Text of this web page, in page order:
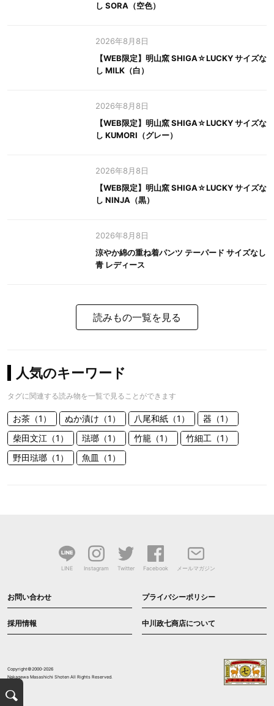
し SORA（空色）
2026年8月8日
【WEB限定】明山窯 SHIGA☆LUCKY サイズな
し MILK（白）
2026年8月8日
【WEB限定】明山窯 SHIGA☆LUCKY サイズな
し KUMORI（グレー）
2026年8月8日
【WEB限定】明山窯 SHIGA☆LUCKY サイズな
し NINJA（黒）
2026年8月8日
涼やか綿の重ね着パンツ テーパード サイズなし
青 レディース
読みもの一覧を見る
人気のキーワード
タグに関連する読み物を一覧で見ることができます
お茶（1） ぬか漬け（1） 八尾和紙（1）
器（1）
柴田文江（1）
琺瑯（1） 竹籠（1）
竹細工（1）
野田琺瑯（1）
魚皿（1）
LINE Instagram Twitter Facebook メールマガジン
お問い合わせ プライバシーポリシー
採用情報 中川政七商店について
Copyright©2000-2026
Nakagawa Masashichi Shoten All Rights Reserved.
検